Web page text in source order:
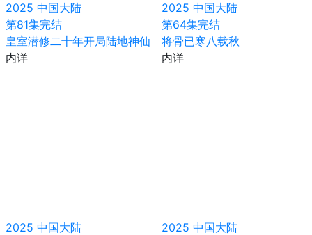
2025 中国大陆
第81集完结
皇室潜修二十年开局陆地神仙
内详
2025 中国大陆
第64集完结
将骨已寒八载秋
内详
2025 中国大陆 2025 中国大陆